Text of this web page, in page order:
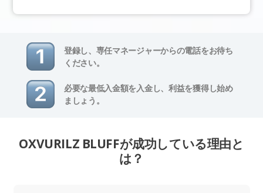
登録し、専任マネージャーからの電話をお待ち
ください。
必要な最低入金額を入金し、利益を獲得し始め
ましょう。
OXVURILZ BLUFFが成功している理由と
は？